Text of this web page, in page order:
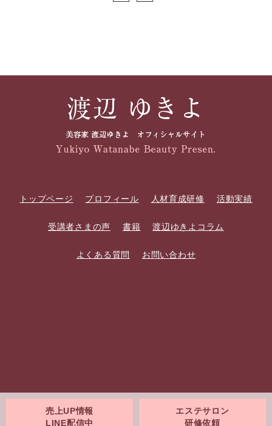
エステサロン
研修依頼
売上UP情報
LINE配信中
トップページ プロフィール 人材育成研修 活動実績
受講者さまの声 書籍 渡辺ゆきよコラム
よくある質問 お問い合わせ